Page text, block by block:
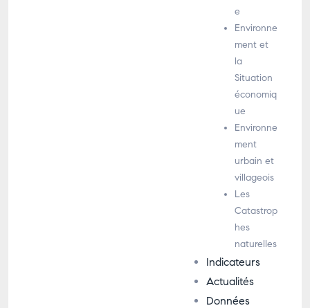
e
Environne
ment et
la
Situation
économiq
ue
Environne
ment
urbain et
villageois
Les
Catastrop
hes
naturelles
Indicateurs
Actualités
Données